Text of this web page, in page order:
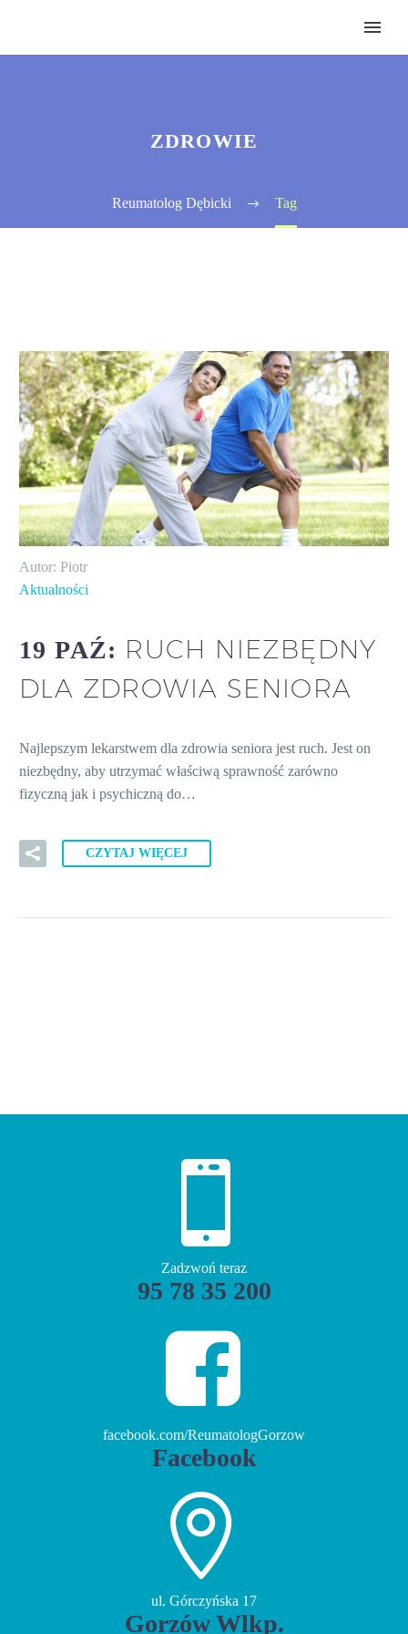
ZDROWIE
Reumatolog Dębicki Tag
Autor: Piotr
Aktualności
19 PAŹ: RUCH NIEZBĘDNY
DLA ZDROWIA SENIORA
Najlepszym lekarstwem dla zdrowia seniora jest ruch. Jest on
niezbędny, aby utrzymać właściwą sprawność zarówno
fizyczną jak i psychiczną do…
CZYTAJ WIĘCEJ


Zadzwoń teraz
95 78 35 200


facebook.com/ReumatologGorzow
Facebook


ul. Górczyńska 17
Gorzów Wlkp.